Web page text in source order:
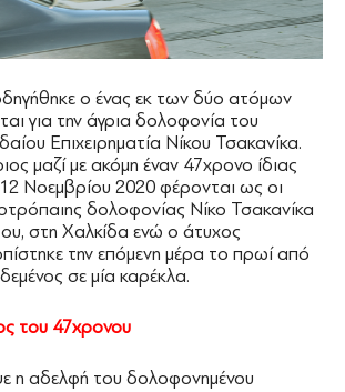
ο ένας εκ των δύο ατόμων
για την άγρια δολοφονία του
Επιχειρηματία Νίκου Τσακανίκα.
μαζί με ακόμη έναν 47χρονο ίδιας
Νοεμβρίου 2020 φέρονται ως οι
δολοφονίας Νίκο Τσακανίκα
στη Χαλκίδα ενώ ο άτυχος
την επόμενη μέρα το πρωί από
σε μία καρέκλα.
του 47χρονου
η αδελφή του δολοφονημένου